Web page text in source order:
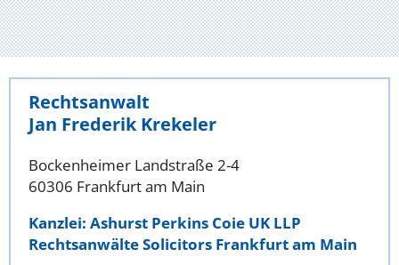
Rechtsanwalt
Jan Frederik Krekeler
Bockenheimer Landstraße 2-4
60306 Frankfurt am Main
Kanzlei: Ashurst Perkins Coie UK LLP
Rechtsanwälte Solicitors Frankfurt am Main